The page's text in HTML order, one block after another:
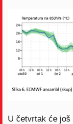
U četvrtak će još